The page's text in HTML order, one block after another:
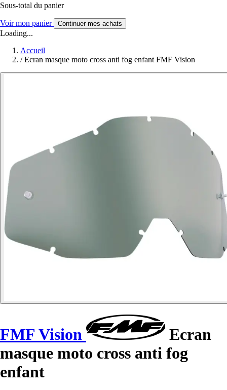
Sous-total du panier
Voir mon panier Continuer mes achats
Loading...
Accueil
/ Ecran masque moto cross anti fog enfant FMF Vision
FMF Vision
Ecran
masque moto cross anti fog
enfant